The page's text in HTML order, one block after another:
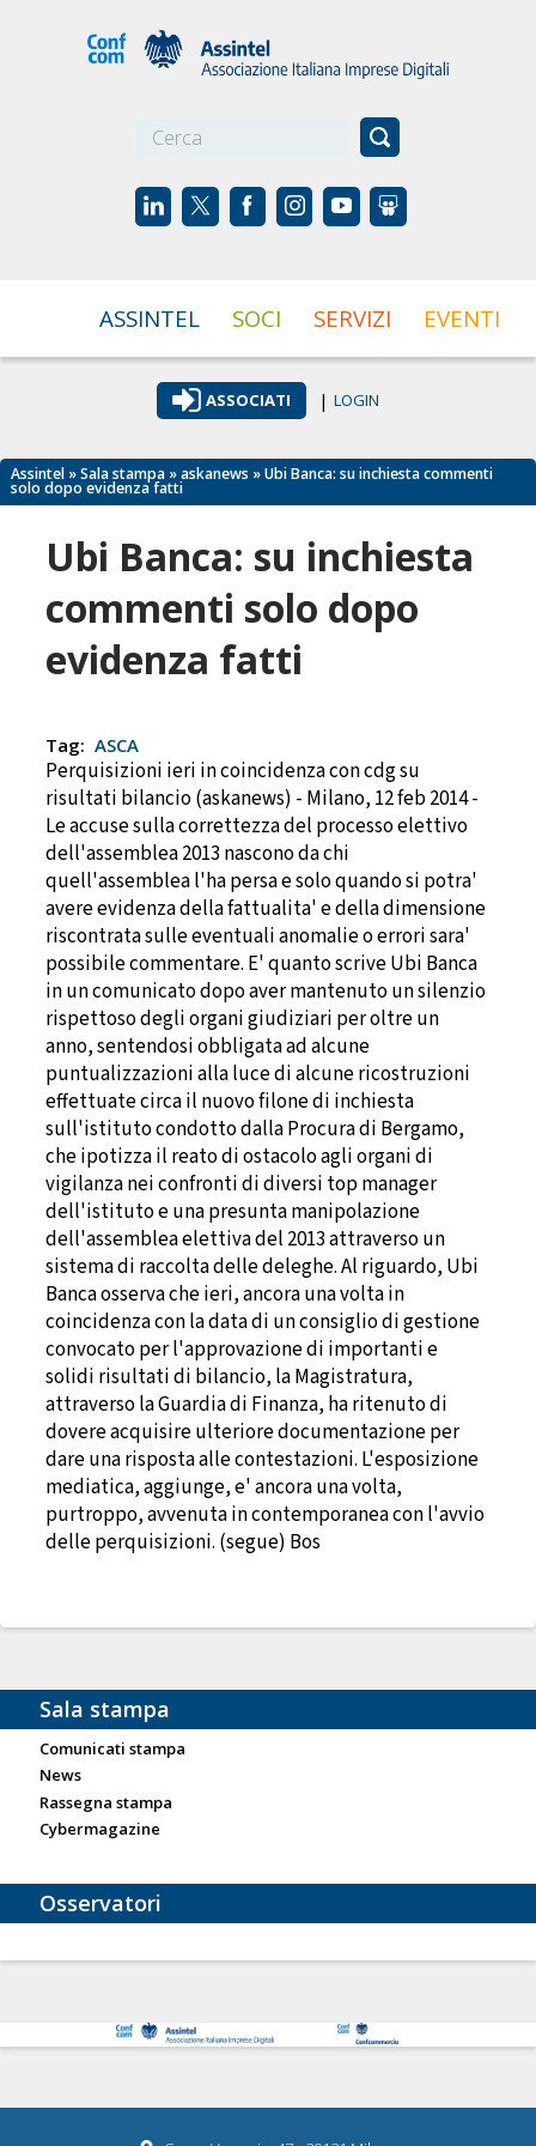
ASSINTEL SOCI SERVIZI EVENTI
ASSOCIATI | LOGIN
Assintel »Sala stampa »askanews » Ubi Banca: su inchiesta commenti
solo dopo evidenza fatti
Ubi Banca: su inchiesta
commenti solo dopo
evidenza fatti
Tag: ASCA
Perquisizioni ieri in coincidenza con cdg su
risultati bilancio (askanews) - Milano, 12 feb 2014 -
Le accuse sulla correttezza del processo elettivo
dell'assemblea 2013 nascono da chi
quell'assemblea l'ha persa e solo quando si potra'
avere evidenza della fattualita' e della dimensione
riscontrata sulle eventuali anomalie o errori sara'
possibile commentare. E' quanto scrive Ubi Banca
in un comunicato dopo aver mantenuto un silenzio
rispettoso degli organi giudiziari per oltre un
anno, sentendosi obbligata ad alcune
puntualizzazioni alla luce di alcune ricostruzioni
effettuate circa il nuovo filone di inchiesta
sull'istituto condotto dalla Procura di Bergamo,
che ipotizza il reato di ostacolo agli organi di
vigilanza nei confronti di diversi top manager
dell'istituto e una presunta manipolazione
dell'assemblea elettiva del 2013 attraverso un
sistema di raccolta delle deleghe. Al riguardo, Ubi
Banca osserva che ieri, ancora una volta in
coincidenza con la data di un consiglio di gestione
convocato per l'approvazione di importanti e
solidi risultati di bilancio, la Magistratura,
attraverso la Guardia di Finanza, ha ritenuto di
dovere acquisire ulteriore documentazione per
dare una risposta alle contestazioni. L'esposizione
mediatica, aggiunge, e' ancora una volta,
purtroppo, avvenuta in contemporanea con l'avvio
delle perquisizioni. (segue) Bos
Sala stampa
Comunicati stampa
News
Rassegna stampa
Cybermagazine
Osservatori